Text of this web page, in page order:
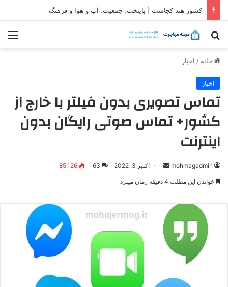
ثبت شرکت در قطر| شرایط و مراحل تاسیس شرکت در قطر
جستجو برای
خانه / اخبار
اخبار
تماس تصویری بدون فیلتر با خارج از
کشور+ تماس صوتی رایگان بدون
اینترنت
mohmagadmin
ارسالاکتبر 3, 2022 63
85,126
خواندن این مطلب 4 دقیقه زمان میبرد